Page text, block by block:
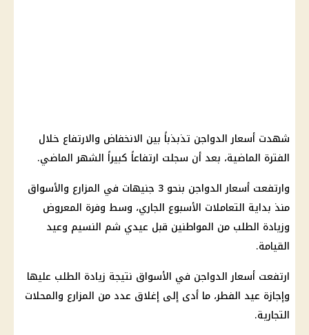
شهدت أسعار الدواجن تذبذباً بين الانخفاض والارتفاع خلال
الفترة الماضية، بعد أن سجلت ارتفاعاً كبيراً الشهر الماضي.
وارتفعت أسعار الدواجن بنحو 3 جنيهات في المزارع والأسواق
منذ بداية التعاملات الأسبوع الجاري، وسط وفرة المعروض
وزيادة الطلب من المواطنين قبل عيدي شم النسيم وعيد
القيامة.
ارتفعت أسعار الدواجن في الأسواق نتيجة زيادة الطلب عليها
وإجازة عيد الفطر، ما أدى إلى إغلاق عدد من المزارع والمحلات
التجارية.